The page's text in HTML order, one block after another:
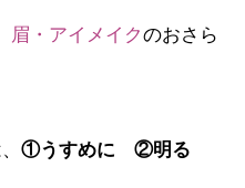
眉・アイメイクのおさら
①うすめに ②明る